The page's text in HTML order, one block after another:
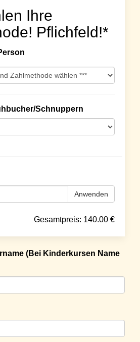
Ihre
Pflichfeld!*
Schnuppern
Anwenden
Gesamtpreis: 140.00 €
(Bei Kinderkursen Name